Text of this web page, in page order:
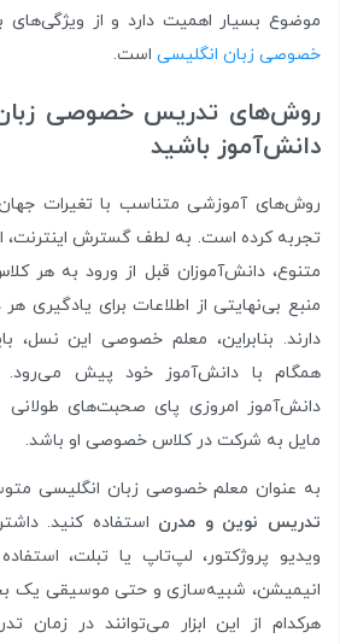
موضوع بسیار اهمیت دارد و از ویژگی‌های
خصوصی زبان انگلیسی است.
روش‌های تدریس خصوصی زبان
دانش‌آموز باشید
روش‌های آموزشی متناسب با تغیرات
تجربه کرده است. به لطف گسترش اینترنت،
متنوع، دانش‌آموزان قبل از ورود به هر
منبع بی‌نهایتی از اطلاعات برای
دارند. بنابراین، معلم خصوصی این نسل،
همگام با دانش‌آموز خود پیش می‌رود.
دانش‌آموز امروزی پای صحبت‌های طولانی
مایل به شرکت در کلاس خصوصی او باشد.
به عنوان معلم خصوصی زبان انگلیسی
تدریس نوین و مدرن استفاده کنید.
ویدیو پروژکتور، لپ‌تاپ یا تبلت،
انیمیشن، شبیه‌سازی و حتی موسیقی یک
هرکدام از این ابزار می‌توانند در